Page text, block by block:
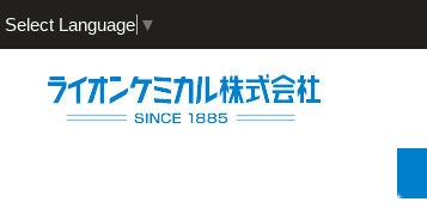
Select Language ▼